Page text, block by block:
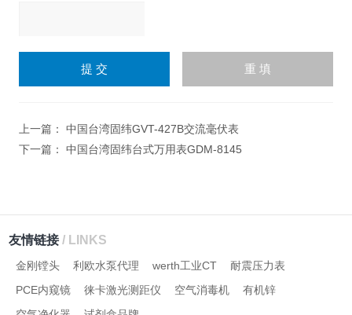
上一篇： 中国台湾固纬GVT-427B交流毫伏表
下一篇： 中国台湾固纬台式万用表GDM-8145
友情链接/ LINKS
金刚镗头 利欧水泵代理 werth工业CT
耐震压力表
PCE内窥镜
徕卡激光测距仪 空气消毒机
有机锌